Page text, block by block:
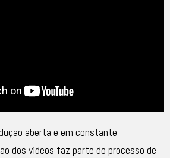
aberta e em constante
dos vídeos faz parte do processo de